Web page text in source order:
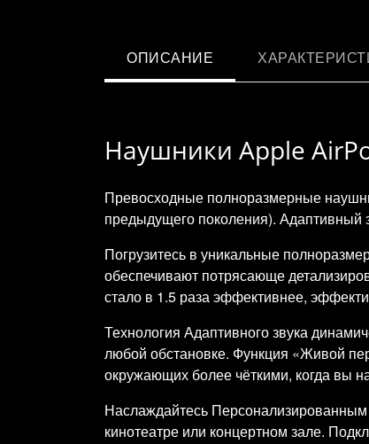
ОПИСАНИЕ
Наушники Apple
Превосходные полноразмерные
предыдущего поколения). Адаптивный
Погрузитесь в уникальные
обеспечивают потрясающе
стало в 1.5 раза эффективнее,
Технология Адаптивного звука
любой обстановке. Функция «Живой
окружающих более чёткими, когда вы
Наслаждайтесь
кинотеатре или концертном зале.